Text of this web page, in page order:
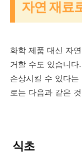
자연 재료
화학 제품 대신 자
거할 수도 있습니
손상시킬 수 있다
로는 다음과 같은
식초